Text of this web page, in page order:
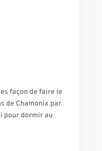
façon de faire le
de Chamonix par
pour dormir au